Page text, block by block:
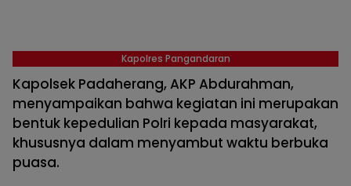
Kapolres Pangandaran
Kapolsek Padaherang, AKP Abdurahman,
menyampaikan bahwa kegiatan ini merupakan
bentuk kepedulian Polri kepada masyarakat,
khususnya dalam menyambut waktu berbuka
puasa.